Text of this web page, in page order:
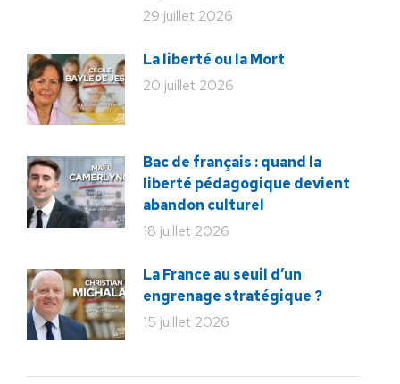
29 juillet 2026
La liberté ou la Mort
20 juillet 2026
Bac de français : quand la
liberté pédagogique devient
abandon culturel
18 juillet 2026
La France au seuil d’un
engrenage stratégique ?
15 juillet 2026